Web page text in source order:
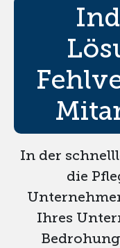
In der
die
Ihres